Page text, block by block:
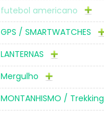
futebol americano
GPS / SMARTWATCHES
LANTERNAS
Mergulho
MONTANHISMO / Trekking